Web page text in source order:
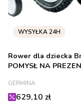
Rower dla dziecka
POMYSŁ NA
PRODUCENT
GERMINA
Cena promocyjna
629,10 zł